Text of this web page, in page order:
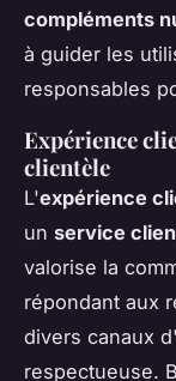
compléments
à guider les
responsables
Expérience
clientèle
L'expérience
un service
valorise la
répondant aux
divers canaux
respectueuse.